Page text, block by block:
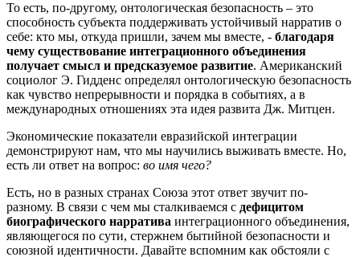
То есть, по-другому, онтологическая безопасность – это
способность субъекта поддерживать устойчивый нарратив о
себе: кто мы, откуда пришли, зачем мы вместе, - благодаря
чему существование интеграционного объединения
получает смысл и предсказуемое развитие. Американский
социолог Э. Гидденс определял онтологическую безопасность
как чувство непрерывности и порядка в событиях, а в
международных отношениях эта идея развита Дж. Митцен.
Экономические показатели евразийской интеграции
демонстрируют нам, что мы научились выживать вместе. Но,
есть ли ответ на вопрос: во имя чего?
Есть, но в разных странах Союза этот ответ звучит по-
разному. В связи с чем мы сталкиваемся с дефицитом
биографического нарратива интеграционного объединения,
являющегося по сути, стержнем бытийной безопасности и
союзной идентичности. Давайте вспомним как обстояли с